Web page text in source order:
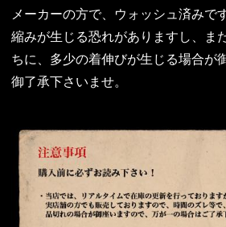
メーカーの方で、ウォッシュ済みで
縮みが生じる恐れがありますし、ま
ちに、多少の着伸びが生じる場合が
御了承下さいませ。